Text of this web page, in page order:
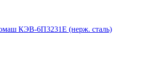
КЭВ-6П3231E (нерж. сталь)